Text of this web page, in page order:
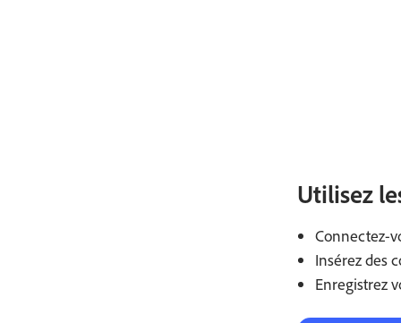
Utilisez
Connectez-
Insérez des
Enregistrez